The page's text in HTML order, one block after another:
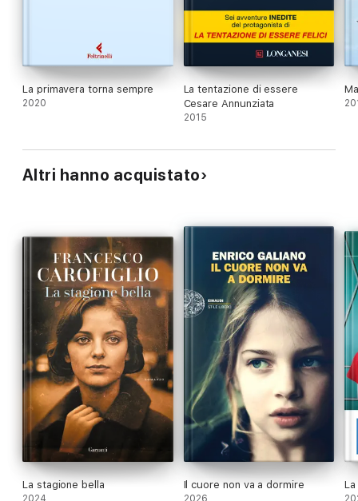
La primavera torna sempre
2020
La tentazione di essere
Cesare Annunziata
2015
Altri hanno acquistato
La stagione bella Il cuore non va a dormire